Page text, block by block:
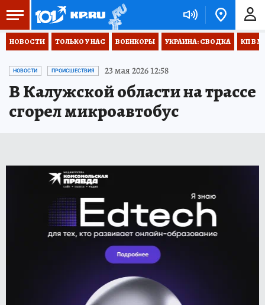
НОВОСТИ ТОЛЬКО У НАС ВОЕНКОРЫ УКРАИНА: СВОДКА КП В
НОВОСТИ ПРОИСШЕСТВИЯ 23 мая 2026 12:58
В Калужской области на трассе
сгорел микроавтобус